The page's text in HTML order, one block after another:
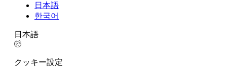
日本語
한국어
日本語
クッキー設定